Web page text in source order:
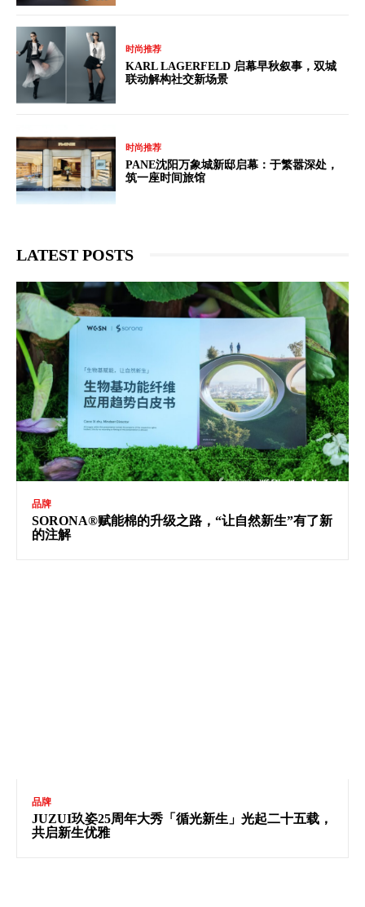
时尚推荐
KARL LAGERFELD 启幕早秋叙事，双城
联动解构社交新场景
时尚推荐
PANE沈阳万象城新邸启幕：于繁嚣深处，
筑一座时间旅馆
LATEST POSTS
品牌
SORONA®赋能棉的升级之路，“让自然新生”有了新
的注解
品牌
JUZUI玖姿25周年大秀「循光新生」光起二十五载，
共启新生优雅